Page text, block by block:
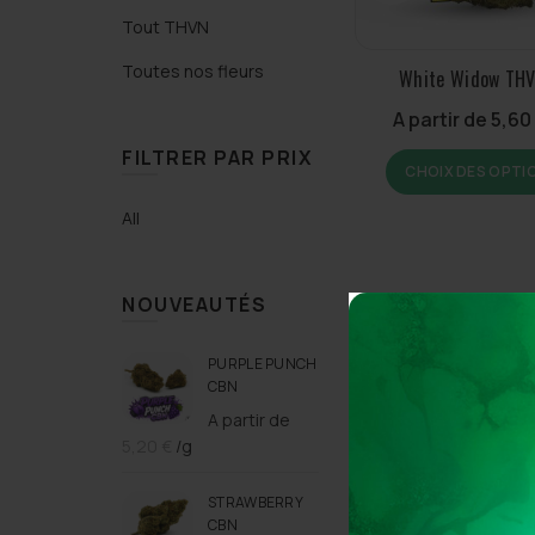
White Widow
A partir de 5,60
CHOIX DES
Tout THVN
Toutes nos fleurs
FILTRER PAR PRIX
All
NOUVEAUTÉS
PURPLE PUNCH
CBN
A partir de
/g
STRAWBERRY
CBN